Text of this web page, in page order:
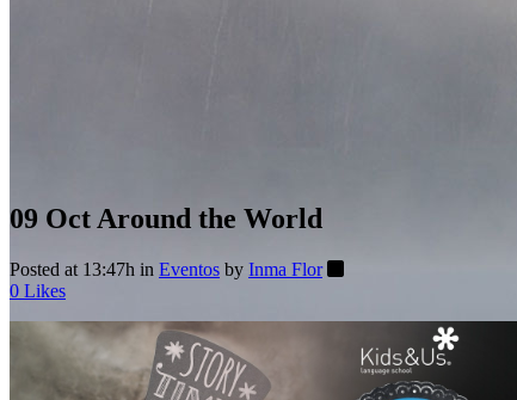
09 Oct Around the World
Posted at 13:47h in Eventos by Inma Flor
0 Likes